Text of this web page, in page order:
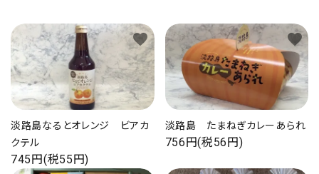
淡路島なるとオレンジ ビアカ
クテル
745円(税55円)
favorite
淡路島 たまねぎカレーあられ
756円(税56円)
favorite